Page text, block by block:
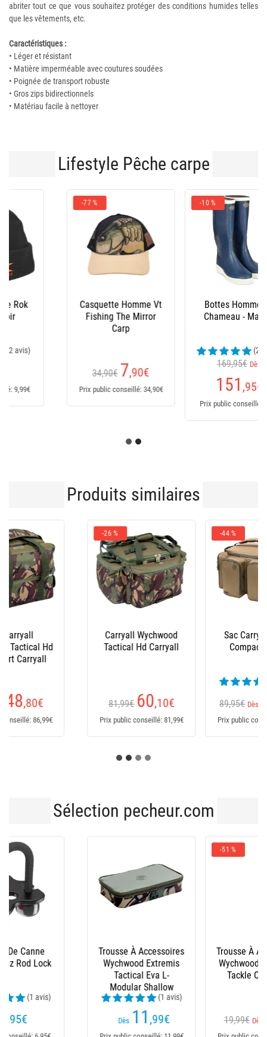
abriter tout ce que vous souhaitez protéger des conditions humides telles
que les vêtements, etc.
Caractéristiques :
• Léger et résistant
• Matière imperméable avec coutures soudées
• Poignée de transport robuste
• Gros zips bidirectionnels
• Matériau facile à nettoyer
Lifestyle Pêche carpe
Bottes Homme Le
Chameau - Marine
,95€
Prix public conseillé: 170€
Salopette Xm Ocean
Prix public conseillé: 235€
Produits similaires
-44 %
Sac Carryall Korda
Compac Caryall
89,95€
Prix public conseillé: 89,95€
Carryall Nash
Subterfuge Waterbox
,90€
Prix public conseillé: 54,99€
Sélection pecheur.com
-51 %
Trousse À Accessoires
Wychwood Comforter
Trousse A Accessoires
Korda Compac Eva
€